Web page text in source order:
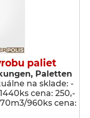
paliet
Paletten
na sklade: -
cena: 250,-
960ks cena: